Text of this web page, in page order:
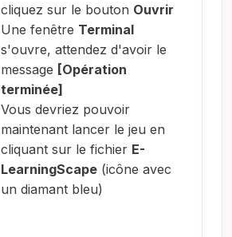
cliquez sur le bouton Ouvrir
Une fenêtre Terminal
s'ouvre, attendez d'avoir le
message [Opération
terminée]
Vous devriez pouvoir
maintenant lancer le jeu en
cliquant sur le fichier E-
LearningScape (icône avec
un diamant bleu)